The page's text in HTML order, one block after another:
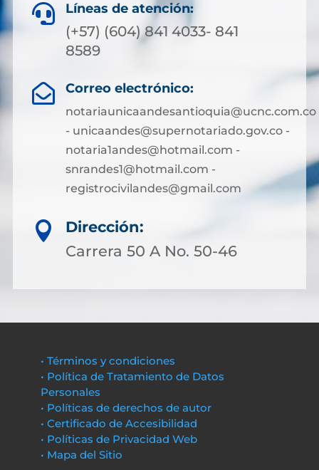
 Líneas de atención:
(+57) (604) 841 4033- 841
8589
 Correo electrónico:
notariaunicaandesantioquia@ucnc.com.co
- unicaandes@supernotariado.gov.co -
notaria1andes@hotmail.com -
snrandes1@hotmail.com -
registrocivilandes@gmail.com

Dirección:
Carrera 50 A No. 50-46
• Términos y condiciones
• Política de Tratamiento de Datos
Personales
• Políticas de derechos de autor
• Certificado de Accesibilidad
• Políticas de Privacidad Web
• Mapa del Sitio